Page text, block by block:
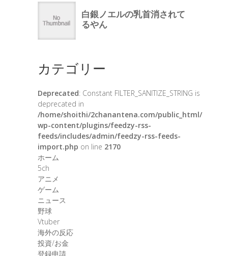
カテゴリー
Deprecated: Constant FILTER_SANITIZE_STRING is
deprecated in
/home/shoithi/2chanantena.com/public_html/
wp-content/plugins/feedzy-rss-
feeds/includes/admin/feedzy-rss-feeds-
import.php on line 2170
ホーム
5ch
アニメ
ゲーム
ニュース
野球
Vtuber
海外の反応
投資/お金
登録申請